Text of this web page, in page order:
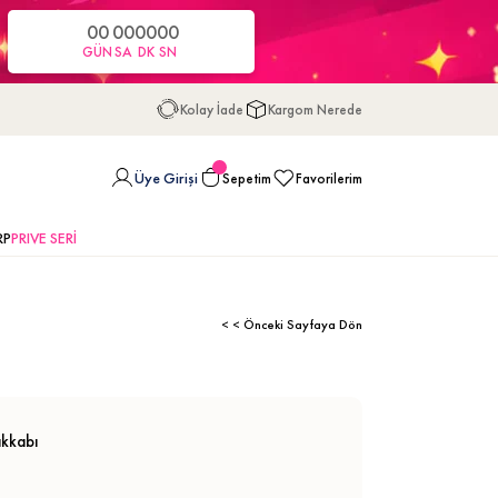
00
GÜN
00
SA
00
DK
00
SN
Kolay İade Kargom Nerede
Üye Girişi Sepetim Favorilerim
PRIVE SERİ
< < Önceki Sayfaya Dön